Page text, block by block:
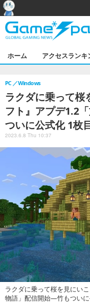
ホーム アクセスランキ
ラクダに乗って桜
フト』アプデ1.2
ついに公式化 1枚
PC Windows
2023.6.8 Thu 10:37
ラクダに乗って桜を見にい
物語」配信開始―竹もつい